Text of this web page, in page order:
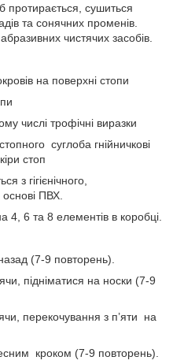
протирається, сушиться
та сонячних променів.
чистячих засобів.
на поверхні стопи
числі трофічні виразки
суглоба гнійничкові
стоп
з гігієнічного,
ПВХ.
4, 6 та 8 елементів в коробці.
(7-9 повторень).
підніматися на носки (7-9
перекочування з п’яти на
кроком (7-9 повторень).